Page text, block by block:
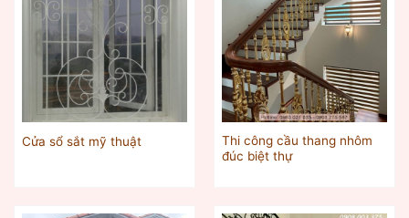
Cửa sổ sắt mỹ thuật
Thi công cầu thang nhôm
đúc biệt thự